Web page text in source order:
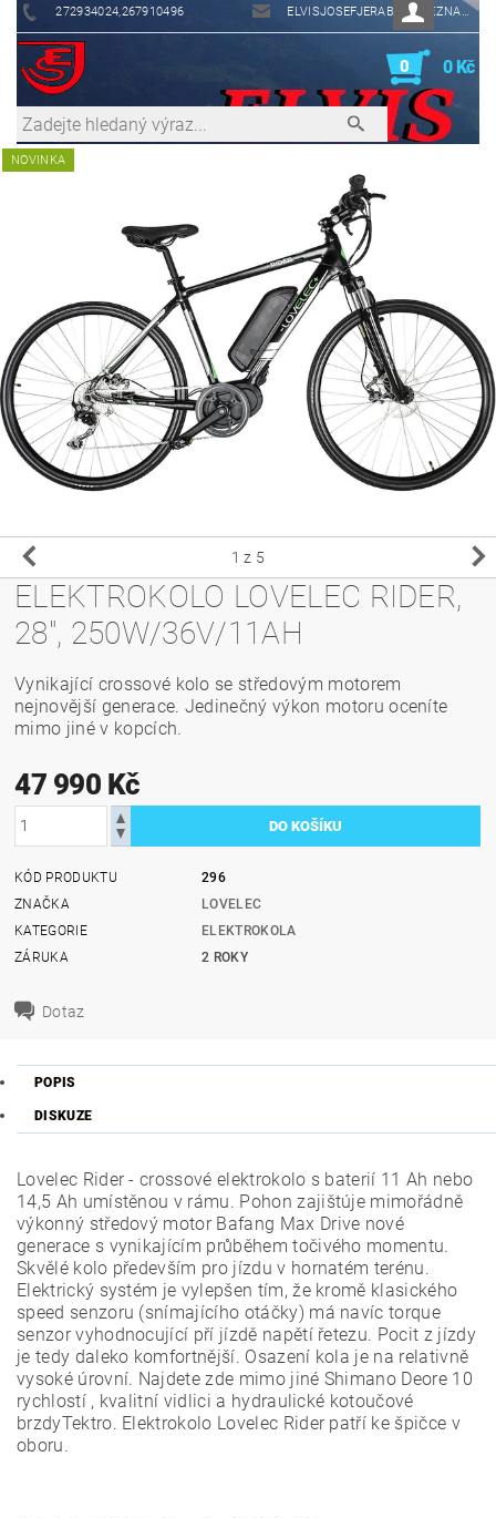
272934024,267910496 ELVISJOSEFJERABEK@SEZNAM.CZ
0 0 Kč
NOVINKA
1 z 5
ELEKTROKOLO LOVELEC RIDER,
28", 250W/36V/11AH
Vynikající crossové kolo se středovým motorem
nejnovější generace. Jedinečný výkon motoru oceníte
mimo jiné v kopcích.
47 990 Kč
KÓD PRODUKTU
296
ZNAČKA
LOVELEC
KATEGORIE
ELEKTROKOLA
ZÁRUKA
2 ROKY
Dotaz
POPIS
DISKUZE
Lovelec Rider - crossové elektrokolo s baterií 11 Ah nebo
14,5 Ah umístěnou v rámu. Pohon zajištúje mimořádně
výkonný středový motor Bafang Max Drive nové
generace s vynikajícím průběhem točivého momentu.
Skvělé kolo především pro jízdu v hornatém terénu.
Elektrický systém je vylepšen tím, že kromě klasického
speed senzoru (snímajícího otáčky) má navíc torque
senzor vyhodnocující pří jízdě napětí řetezu. Pocit z jízdy
je tedy daleko komfortnější. Osazení kola je na relativně
vysoké úrovní. Najdete zde mimo jiné Shimano Deore 10
rychlostí , kvalitní vidlici a hydraulické kotoučové
brzdyTektro. Elektrokolo Lovelec Rider patří ke špičce v
oboru.